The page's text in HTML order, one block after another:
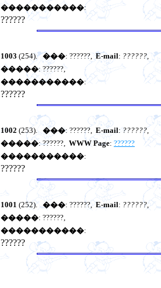
�����������:
??????
1003 (254).���: ??????,E-mail: ??????,
�����: ??????,
�����������:
??????
1002 (253). ���: ??????, E-mail:??????,
�����: ??????, WWW Page: ??????
�����������:
??????
1001 (252).���: ??????,E-mail: ??????,
�����: ??????,
�����������:
??????